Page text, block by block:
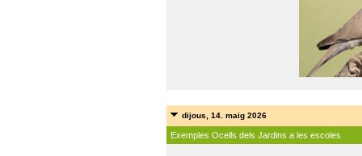
dijous, 14. maig 2026
Exemples Ocells dels Jardins a les escoles